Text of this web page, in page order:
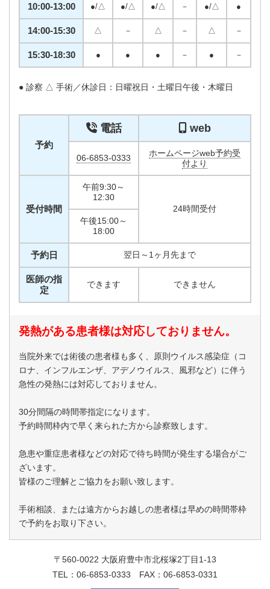
〒560-0022 大阪府豊中市北桜塚2丁目1-13
TEL： 06-6853-0333 FAX：06-6853-0331
10:00-13:00 ●/△ ●/△ ●/△ － ●/△ ●
14:00-15:30 △ － △ － △ －
15:30-18:30 ● ● ● － ● －
● 診察 △ 手術／休診日：日曜祝日・土曜日午後・木曜日
予約
電話 web
06-6853-0333
ホームページweb予約受
付より
受付時間
午前9:30～
12:30
24時間受付
午後15:00～
18:00
予約日 翌日～1ヶ月先まで
医師の指
定
できます できません
発熱がある患者様は対応しておりません。
当院外来では術後の患者様も多く、原則ウイルス感染症（コ
ロナ、インフルエンザ、アデノウイルス、風邪など）に伴う
急性の発熱には対応しておりません。
30分間隔の時間帯指定になります。
予約時間枠内で早く来られた方から診察致します。
急患や重症患者様などの対応で待ち時間が発生する場合がご
ざいます。
皆様のご理解とご協力をお願い致します。
手術相談、または遠方からお越しの患者様は早めの時間帯枠
で予約をお取り下さい。